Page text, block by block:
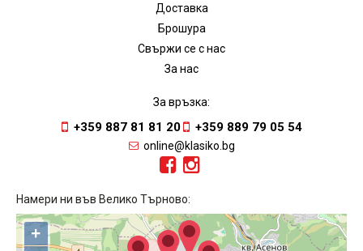
Доставка
Брошура
Свържи се с нас
За нас
За връзка:
+359 887 81 81 20 +359 889 79 05 54
online@klasiko.bg
Намери ни във Велико Търново:
+